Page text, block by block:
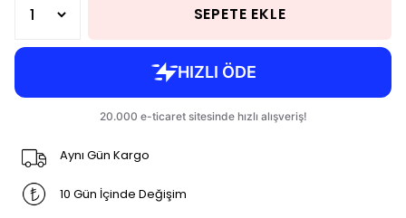
SEPETE EKLE
Aynı Gün Kargo
10 Gün İçinde Değişim